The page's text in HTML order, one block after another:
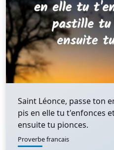
Saint Léonce, passe ton
pis en elle tu t'enfonces
ensuite tu pionces.
Proverbe francais